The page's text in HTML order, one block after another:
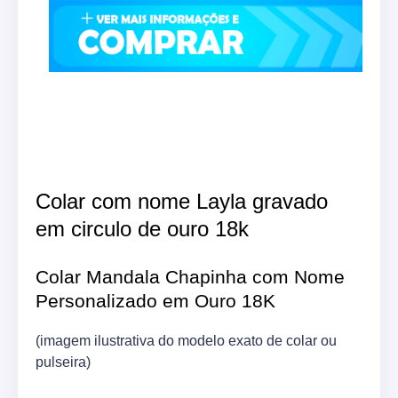
Colar com nome Layla gravado
em circulo de ouro 18k
Colar Mandala Chapinha com Nome
Personalizado em Ouro 18K
(imagem ilustrativa do modelo exato de colar ou
pulseira)